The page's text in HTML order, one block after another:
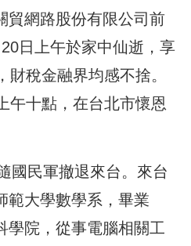
貿網路股份有限公司前
日上午於家中仙逝，享
稅金融界均感不捨。
午十點，在台北市懷恩
國民軍撤退來台。來台
範大學數學系，畢業
學院，從事電腦相關工